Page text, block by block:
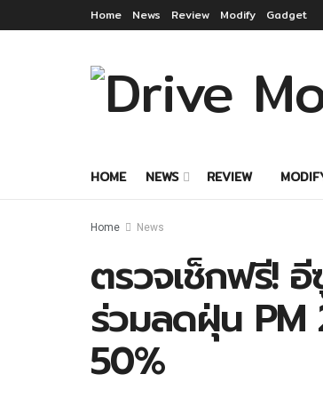
Home News Review Modify Gadget
HOME NEWS REVIEW
Home News
ตรวจเช็กฟรี!
ร่วมลดฝุ่น
50%